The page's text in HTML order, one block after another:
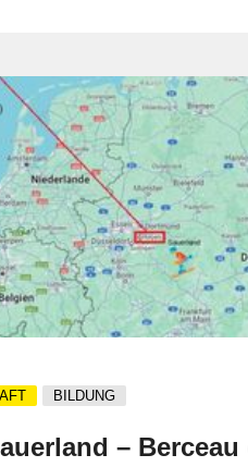
Schmiedeteile auch in
BILDUNG
– Berceau